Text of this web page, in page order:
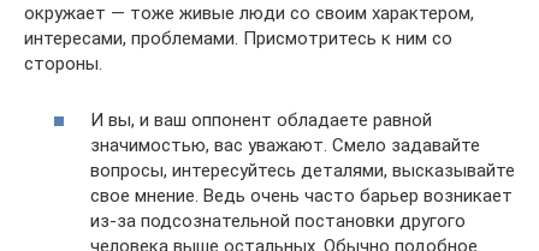
окружает — тоже живые люди со своим характером,
интересами, проблемами. Присмотритесь к ним со
стороны.
И вы, и ваш оппонент обладаете равной
значимостью, вас уважают. Смело задавайте
вопросы, интересуйтесь деталями, высказывайте
свое мнение. Ведь очень часто барьер возникает
из-за подсознательной постановки другого
человека выше остальных. Обычно подобное